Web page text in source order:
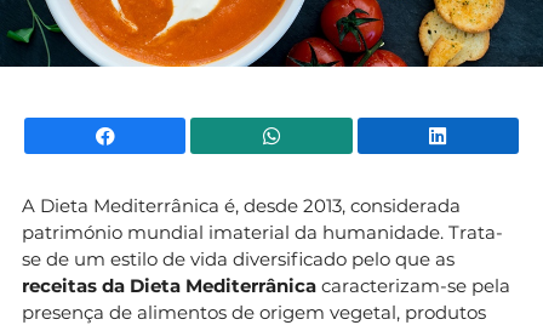
Facebook WhatsApp
A Dieta Mediterrânica é, desde 2013, considerada
património mundial imaterial da humanidade. Trata-
se de um estilo de vida diversificado pelo que as
receitas da Dieta Mediterrânica caracterizam-se pela
presença de alimentos de origem vegetal, produtos